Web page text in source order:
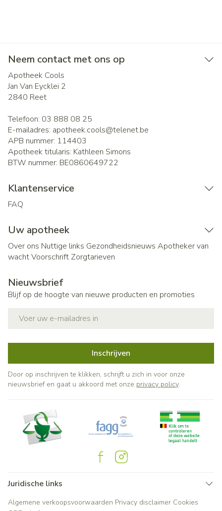
Neem contact met ons op
Apotheek Cools
Jan Van Eycklei 2
2840 Reet
Telefoon: 03 888 08 25
E-mailadres: apotheek.cools@telenet.be
APB nummer: 114403
Apotheek titularis: Kathleen Simons
BTW nummer: BE0860649722
Klantenservice
FAQ
Uw apotheek
Over ons Nuttige links Gezondheidsnieuws Apotheker van
wachtVoorschrift Zorgtarieven
Nieuwsbrief
Blijf op de hoogte van nieuwe producten en promoties
Inschrijven
Door op inschrijven te klikken, schrijft u zich in voor onze
nieuwsbrief en gaat u akkoord met onze privacy policy.
Juridische links
Algemene verkoopsvoorwaarden Privacy disclaimer Cookies